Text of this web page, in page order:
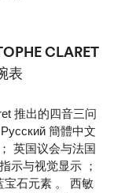
CLARET
表
推出的四音三问
簡體中文
； 英国议会与法国
示与视觉显示 ；
宝石元素 。 西敏